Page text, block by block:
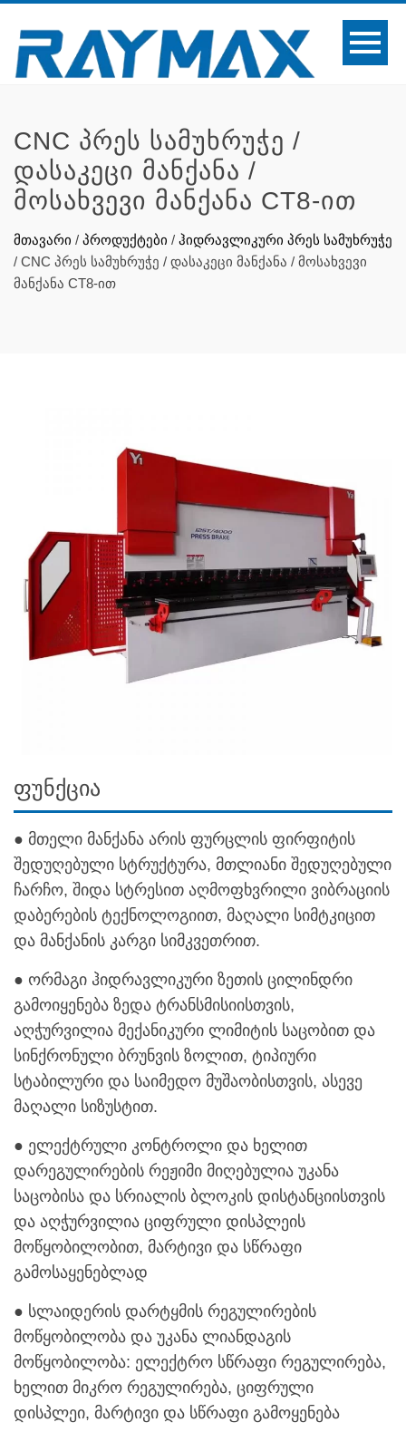
CNC ᲞᲠᲔᲡ ᲡᲐᲛᲣᲮᲠᲣᲭᲔ /
ᲓᲐᲡᲐᲙᲔᲪᲘ ᲛᲐᲜᲥᲐᲜᲐ /
ᲛᲝᲡᲐᲮᲕᲔᲕᲘ ᲛᲐᲜᲥᲐᲜᲐ CT8-ᲘᲗ
მთავარი / პროდუქტები / ჰიდრავლიკური პრეს სამუხრუჭე
/ CNC პრეს სამუხრუჭე / დასაკეცი მანქანა / მოსახვევი
მანქანა CT8-ით
ფუნქცია
● მთელი მანქანა არის ფურცლის ფირფიტის
შედუღებული სტრუქტურა, მთლიანი შედუღებული
ჩარჩო, შიდა სტრესით აღმოფხვრილი ვიბრაციის
დაბერების ტექნოლოგიით, მაღალი სიმტკიცით
და მანქანის კარგი სიმკვეთრით.
● ორმაგი ჰიდრავლიკური ზეთის ცილინდრი
გამოიყენება ზედა ტრანსმისიისთვის,
აღჭურვილია მექანიკური ლიმიტის საცობით და
სინქრონული ბრუნვის ზოლით, ტიპიური
სტაბილური და საიმედო მუშაობისთვის, ასევე
მაღალი სიზუსტით.
● ელექტრული კონტროლი და ხელით
დარეგულირების რეჟიმი მიღებულია უკანა
საცობისა და სრიალის ბლოკის დისტანციისთვის
და აღჭურვილია ციფრული დისპლეის
მოწყობილობით, მარტივი და სწრაფი
გამოსაყენებლად
● სლაიდერის დარტყმის რეგულირების
მოწყობილობა და უკანა ლიანდაგის
მოწყობილობა: ელექტრო სწრაფი რეგულირება,
ხელით მიკრო რეგულირება, ციფრული
დისპლეი, მარტივი და სწრაფი გამოყენება